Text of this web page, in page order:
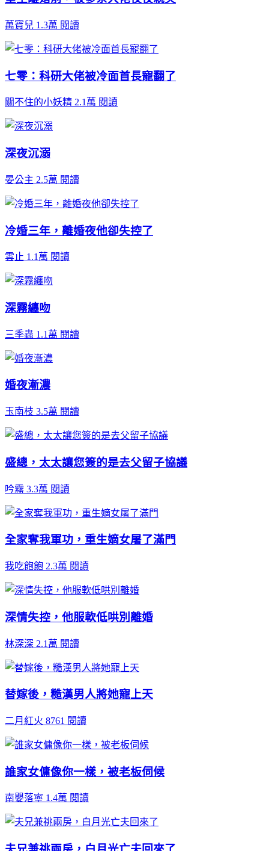
萬寶兒 1.3萬 閱讀
七零：科研大佬被冷面首長寵翻了
關不住的小妖精 2.1萬 閱讀
深夜沉溺
晏公主 2.5萬 閱讀
冷婚三年，離婚夜他卻失控了
雲止 1.1萬 閱讀
深霧纏吻
三季蟲 1.1萬 閱讀
婚夜漸濃
玉南枝 3.5萬 閱讀
盛總，太太讓您簽的是去父留子協議
吟霧 3.3萬 閱讀
全家奪我軍功，重生嫡女屠了滿門
我吃飽飽 2.3萬 閱讀
深情失控，他服軟低哄別離婚
林深深 2.1萬 閱讀
替嫁後，糙漢男人將她寵上天
二月紅火 8761 閱讀
誰家女傭像你一樣，被老板伺候
南嬰落寧 1.4萬 閱讀